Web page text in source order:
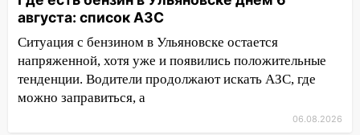
18:00
экстрим: в Ульяновске пройдет
большой фестиваль «Наше время»
17:30
Где есть бензин в Ульяновске 5
августа после рабочего дня: список АЗС
августа: список АЗС
Ситуация с бензином в Ульяновске остается
напряженной, хотя уже и появились положительные
тенденции. Водители продолжают искать АЗС, где
можно заправиться, а
06.08.2026